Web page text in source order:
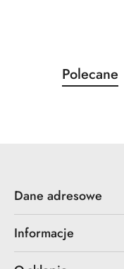
Pomiń karuzelę
Produkty
o
Polecane
Dane adresowe
Informacje